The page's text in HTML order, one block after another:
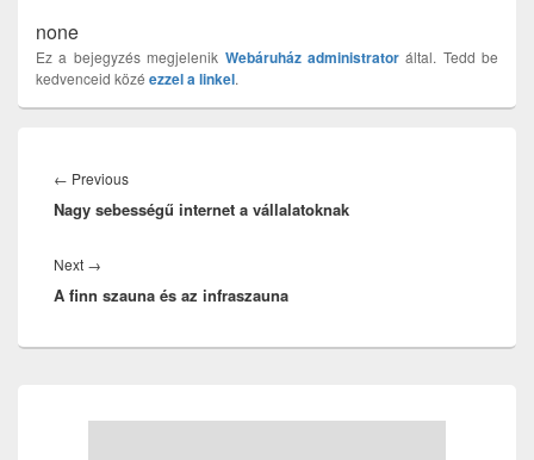
none
Ez a bejegyzés megjelenik Webáruház administratoráltal. Tedd be
kedvenceid közé ezzel a linkel.
navigáció
← PreviousPrevious
post:
Nagy sebességű internet a vállalatoknak
Next →
post:
A finn szauna és az infraszauna